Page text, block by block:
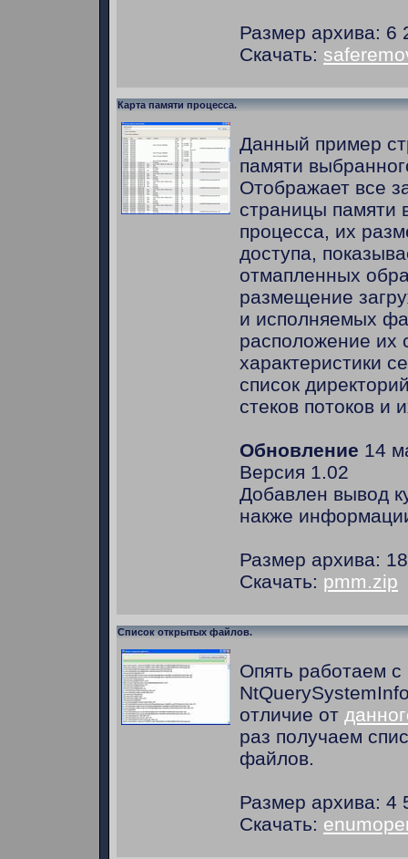
Размер архива: 6
Скачать:
Карта памяти процесса.
Данный пример
памяти
Отображает все
страницы памяти
процесса, их
доступа,
отмапленных
размещение
и исполняемых
расположение их
характеристики
список
стеков потоков и
Обновление 14
Версия 1.02
Добавлен вывод
накже
Размер архива:
Скачать: pmm.zip
Список открытых файлов.
Опять работаем с
отличие от
раз получаем
файлов.
Размер архива: 4
Скачать: